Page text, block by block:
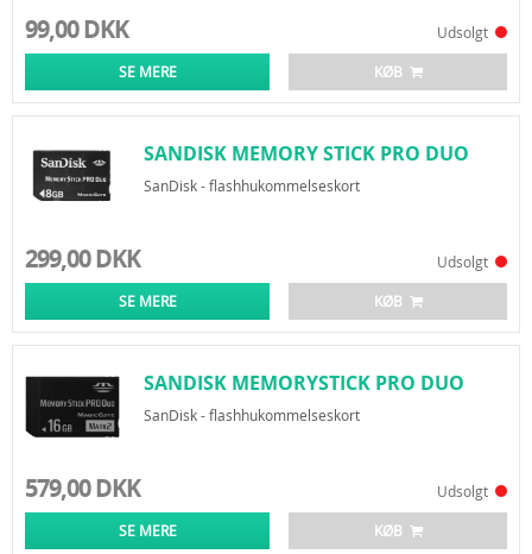
99,00 DKK Udsolgt
SE MERE KØB
SANDISK MEMORY STICK PRO DUO
8GB
SanDisk - flashhukommelseskort
299,00 DKK Udsolgt
SE MERE KØB
SANDISK MEMORYSTICK PRO DUO
16GB
SanDisk - flashhukommelseskort
579,00 DKK Udsolgt
SE MERE KØB